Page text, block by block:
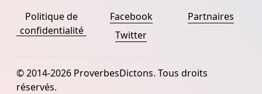
Politique de
confidentialité
Facebook
Twitter
Partnaires
© 2014-2026 ProverbesDictons. Tous droits
réservés.